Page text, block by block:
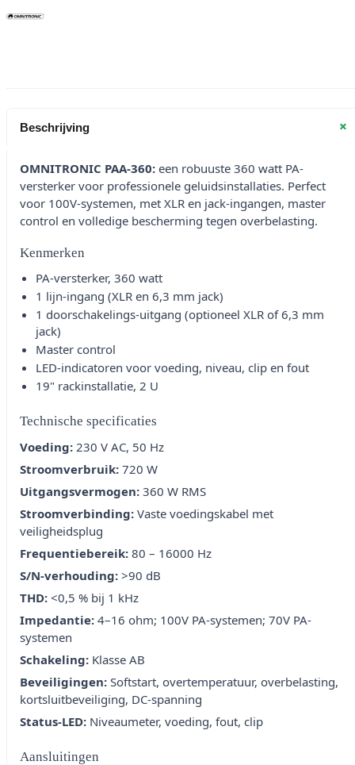
Beschrijving +
OMNITRONIC PAA-360: een robuuste 360 watt PA-
versterker voor professionele geluidsinstallaties. Perfect
voor 100V-systemen, met XLR en jack-ingangen, master
control en volledige bescherming tegen overbelasting.
Kenmerken
PA-versterker, 360 watt
1 lijn-ingang (XLR en 6,3 mm jack)
1 doorschakelings-uitgang (optioneel XLR of 6,3 mm
jack)
Master control
LED-indicatoren voor voeding, niveau, clip en fout
19" rackinstallatie, 2 U
Technische specificaties
Voeding: 230 V AC, 50 Hz
Stroomverbruik: 720 W
Uitgangsvermogen: 360 W RMS
Stroomverbinding: Vaste voedingskabel met
veiligheidsplug
Frequentiebereik: 80 – 16000 Hz
S/N-verhouding: >90 dB
THD: <0,5 % bij 1 kHz
Impedantie: 4–16 ohm; 100V PA-systemen; 70V PA-
systemen
Schakeling: Klasse AB
Beveiligingen: Softstart, overtemperatuur, overbelasting,
kortsluitbeveiliging, DC-spanning
Status-LED: Niveaumeter, voeding, fout, clip
Aansluitingen